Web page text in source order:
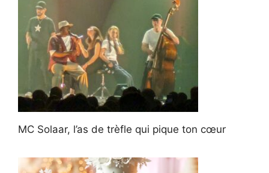
MC Solaar, l’as de trèfle qui pique ton cœur